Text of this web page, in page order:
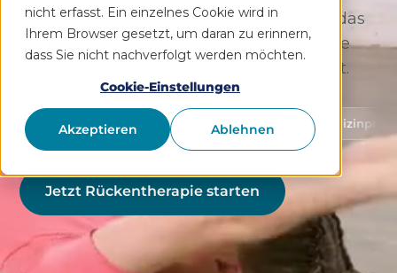
nicht erfasst. Ein einzelnes Cookie wird in
Ihrem Browser gesetzt, um daran zu erinnern,
dass Sie nicht nachverfolgt werden möchten.
Cookie-Einstellungen
Akzeptieren Ablehnen
Therapeutisches Training für zu Hause, das
sich flexibel deinem Alltag anpasst. Ohne
lange Wartezeiten, kostenfrei auf Rezept.
Schutz von Gesundheitsdaten Medizinprodukt
Jetzt Rückentherapie starten